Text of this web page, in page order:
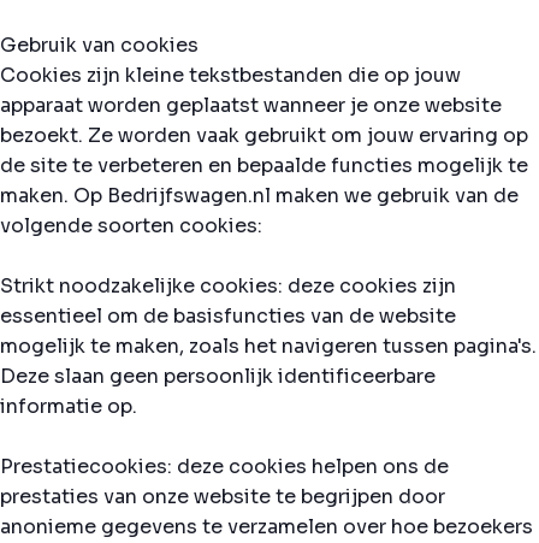
Gebruik van cookies
Cookies zijn kleine tekstbestanden die op jouw
apparaat worden geplaatst wanneer je onze website
bezoekt. Ze worden vaak gebruikt om jouw ervaring op
de site te verbeteren en bepaalde functies mogelijk te
maken. Op Bedrijfswagen.nl maken we gebruik van de
volgende soorten cookies:
Strikt noodzakelijke cookies: deze cookies zijn
essentieel om de basisfuncties van de website
mogelijk te maken, zoals het navigeren tussen pagina's.
Deze slaan geen persoonlijk identificeerbare
informatie op.
Prestatiecookies: deze cookies helpen ons de
prestaties van onze website te begrijpen door
anonieme gegevens te verzamelen over hoe bezoekers